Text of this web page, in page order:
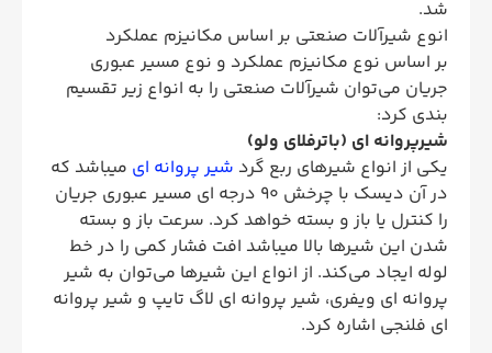
شد.
انوع شیرآلات صنعتی بر اساس مکانیزم عملکرد
بر اساس نوع مکانیزم عملکرد و نوع مسیر عبوری
جریان می‌توان شیرآلات صنعتی را به انواع زیر تقسیم
بندی کرد:
شیرپروانه ای (باترفلای ولو)
یکی از انواع شیرهای ربع گرد شیر پروانه ای میباشد که
در آن دیسک با چرخش 90 درجه ای مسیر عبوری جریان
را کنترل یا باز و بسته خواهد کرد. سرعت باز و بسته
شدن این شیرها بالا میباشد افت فشار کمی را در خط
لوله ایجاد می‌کند. از انواع این شیرها می‌توان به شیر
پروانه ای ویفری، شیر پروانه ای لاگ تایپ و شیر پروانه
ای فلنجی اشاره کرد.